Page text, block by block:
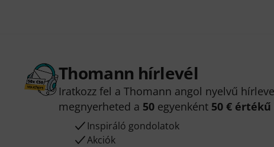
Thomann hírlevél
Iratkozz fel a Thomann angol nyelvű
megnyerheted a 50 egyenként 50 €
Inspiráló gondolatok
Akciók